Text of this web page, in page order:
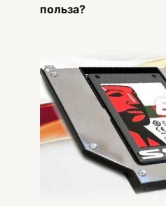
польза?